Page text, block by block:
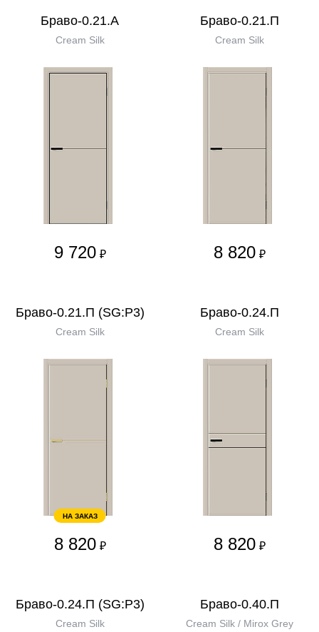
Браво-0.21.А
Cream Silk
9 720 ₽
Браво-0.21.П
Cream Silk
8 820 ₽
Браво-0.21.П (SG:P3)
Cream Silk
НА ЗАКАЗ
8 820 ₽
Браво-0.24.П
Cream Silk
8 820 ₽
Браво-0.24.П (SG:P3)
Cream Silk
Браво-0.40.П
Cream Silk / Mirox Grey